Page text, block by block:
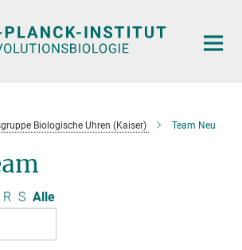
Biologische Uhren (Kaiser) Team Neu
R S Alle